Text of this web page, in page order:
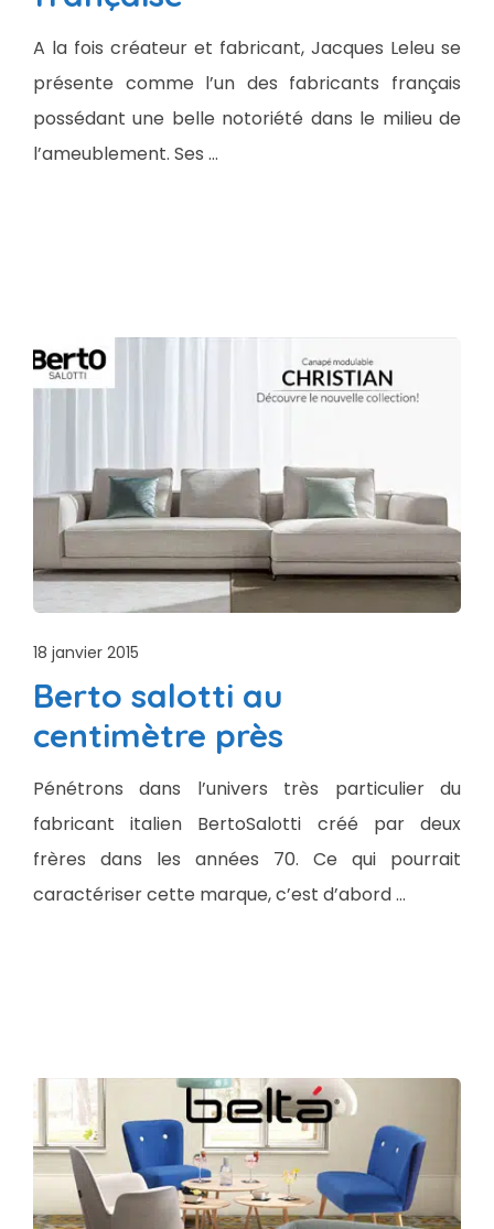
A la fois créateur et fabricant, Jacques Leleu se
présente comme l’un des fabricants français
possédant une belle notoriété dans le milieu de
l’ameublement. Ses …
18 janvier 2015
Berto salotti au
centimètre près
Pénétrons dans l’univers très particulier du
fabricant italien BertoSalotti créé par deux
frères dans les années 70. Ce qui pourrait
caractériser cette marque, c’est d’abord …